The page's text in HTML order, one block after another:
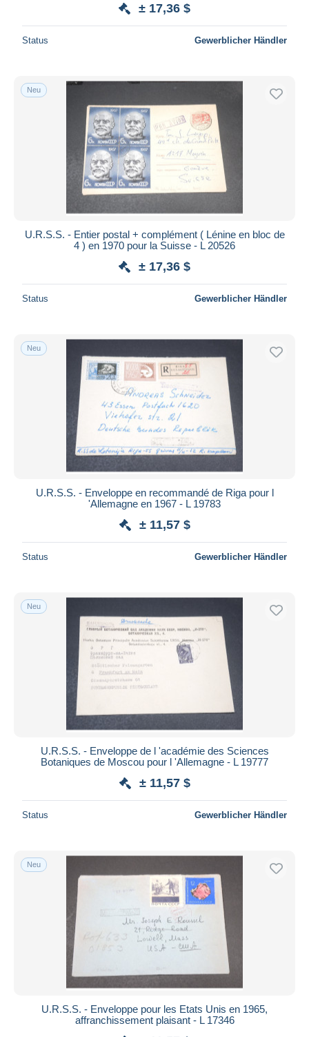
± 17,36 $
Status Gewerblicher Händler
Neu
U.R.S.S. - Entier postal + complément ( Lénine en bloc de
4 ) en 1970 pour la Suisse - L 20526
± 17,36 $
Status Gewerblicher Händler
Neu
U.R.S.S. - Enveloppe en recommandé de Riga pour l
'Allemagne en 1967 - L 19783
± 11,57 $
Status Gewerblicher Händler
Neu
U.R.S.S. - Enveloppe de l 'académie des Sciences
Botaniques de Moscou pour l 'Allemagne - L 19777
± 11,57 $
Status Gewerblicher Händler
Neu
U.R.S.S. - Enveloppe pour les Etats Unis en 1965,
affranchissement plaisant - L 17346